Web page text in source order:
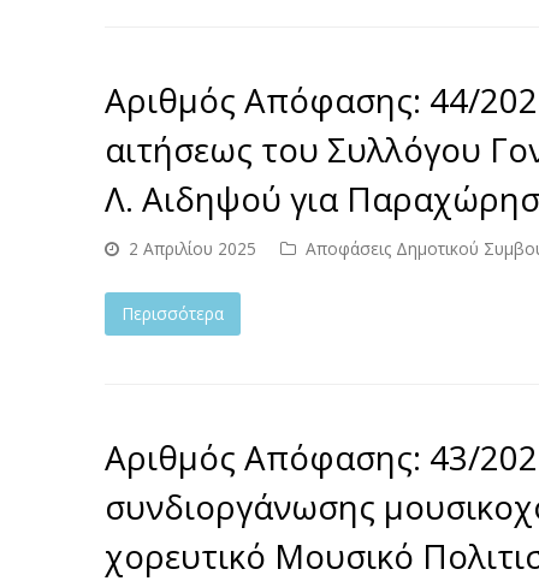
Αριθμός Απόφασης: 44/
αιτήσεως του Συλλόγου
Λ. Αιδηψού για
2 Απριλίου 2025 Αποφάσεις Δημοτικού
Περισσότερα
Αριθμός Απόφασης: 43/
συνδιοργάνωσης
χορευτικό Μουσικό